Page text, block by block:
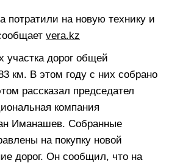
потратили на новую технику и
vera.kz
участка дорог общей
км. В этом году с них собрано
рассказал председател
компания
Иманашев. Собранные
на покупку новой
дорог. Он сообщил, что на